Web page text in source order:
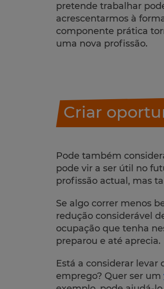
pretende trabalhar
acrescentarmos à
componente prática
uma nova profissão.
Criar
Pode também
pode vir a ser útil no
profissão actual, mas
Se algo correr menos
redução considerável
ocupação que tenha
preparou e até aprecia.
Está a considerar levar
emprego? Quer ser um